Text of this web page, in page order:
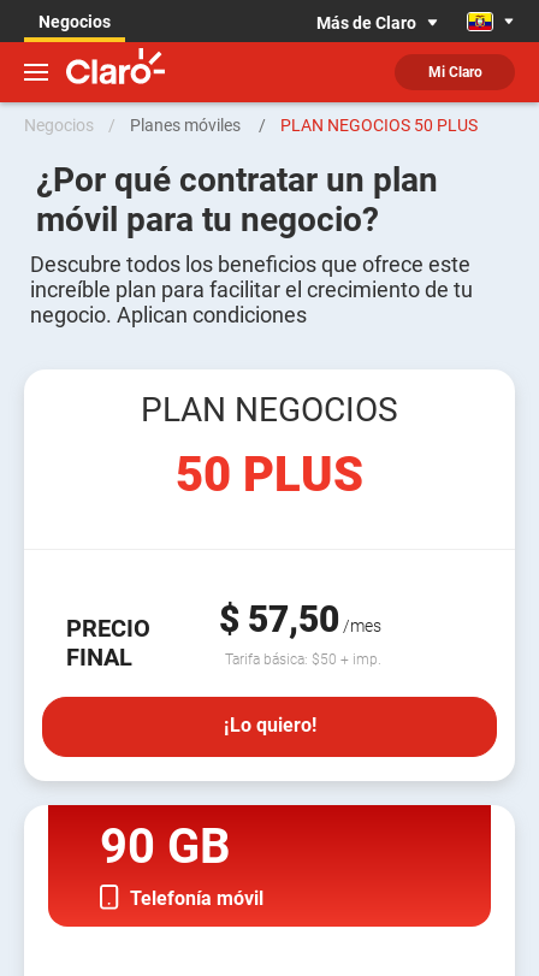
Negocios Más de Claro
Mi Claro
Negocios Planes móviles PLAN NEGOCIOS 50 PLUS
¿Por qué contratar un plan
móvil para tu negocio?
Descubre todos los beneficios que ofrece este
increíble plan para facilitar el crecimiento de tu
negocio. Aplican condiciones
PLAN NEGOCIOS
50 PLUS
PRECIO
FINAL
$ 57,50 /mes
Tarifa básica: $50 + imp.
¡Lo quiero!
90 GB
Telefonía móvil